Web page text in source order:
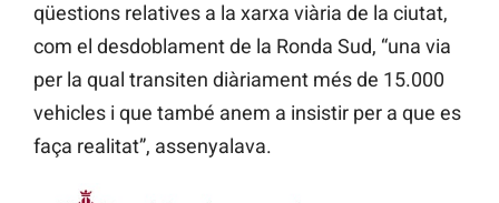
qüestions relatives a la xarxa viària de la ciutat,
com el desdoblament de la Ronda Sud, “una via
per la qual transiten diàriament més de 15.000
vehicles i que també anem a insistir per a que es
faça realitat”, assenyalava.